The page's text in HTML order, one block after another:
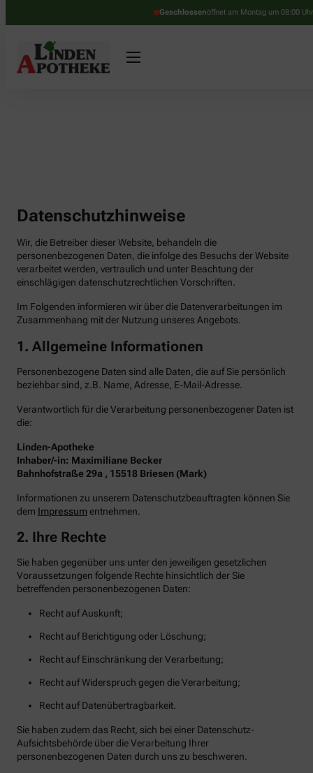
Geschlossenöffnet am Montag um 08:00 Uhr
Datenschutzhinweise
Wir, die Betreiber dieser Website, behandeln die
personenbezogenen Daten, die infolge des Besuchs der Website
verarbeitet werden, vertraulich und unter Beachtung der
einschlägigen datenschutzrechtlichen Vorschriften.
Im Folgenden informieren wir über die Datenverarbeitungen im
Zusammenhang mit der Nutzung unseres Angebots.
1. Allgemeine Informationen
Personenbezogene Daten sind alle Daten, die auf Sie persönlich
beziehbar sind, z.B. Name, Adresse, E-Mail-Adresse.
Verantwortlich für die Verarbeitung personenbezogener Daten ist
die:
Linden-Apotheke
Inhaber/-in: Maximiliane Becker
Bahnhofstraße 29a , 15518 Briesen (Mark)
Informationen zu unserem Datenschutzbeauftragten können Sie
dem Impressum entnehmen.
2. Ihre Rechte
Sie haben gegenüber uns unter den jeweiligen gesetzlichen
Voraussetzungen folgende Rechte hinsichtlich der Sie
betreffenden personenbezogenen Daten:
Recht auf Auskunft;
Recht auf Berichtigung oder Löschung;
Recht auf Einschränkung der Verarbeitung;
Recht auf Widerspruch gegen die Verarbeitung;
Recht auf Datenübertragbarkeit.
Sie haben zudem das Recht, sich bei einer Datenschutz-
Aufsichtsbehörde über die Verarbeitung Ihrer
personenbezogenen Daten durch uns zu beschweren.